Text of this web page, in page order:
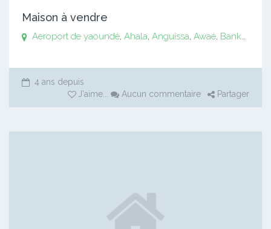
Maison à vendre
Aeroport de yaoundé, Ahala, Anguissa, Awaé, Bankomo
4 ans depuis
J'aime ... Aucun commentaire Partager